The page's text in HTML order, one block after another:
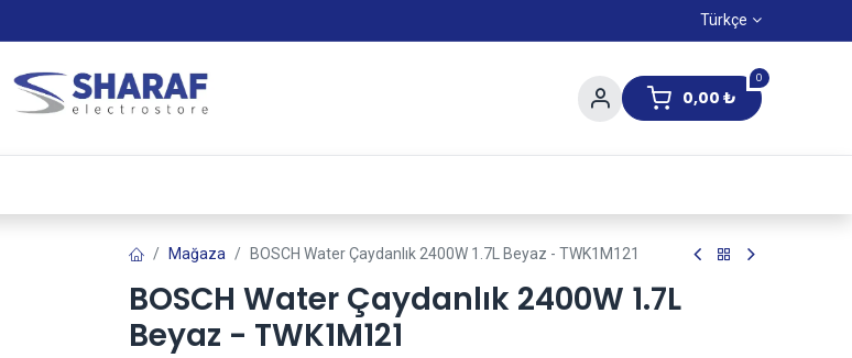
Türkçe
0
0,00 ₺
Mağaza BOSCH Water Çaydanlık 2400W 1.7L Beyaz - TWK1M121
BOSCH Water Çaydanlık 2400W 1.7L
Beyaz - TWK1M121